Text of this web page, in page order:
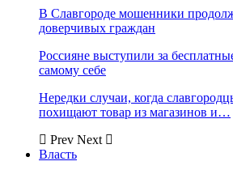
В Славгороде мошенники
доверчивых граждан
Россияне выступили за
самому себе
Нередки случаи, когда
похищают товар из магазинов и…
Prev Next
Власть